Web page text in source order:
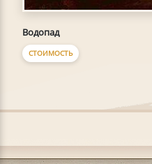
Водопад
СТОИМОСТЬ